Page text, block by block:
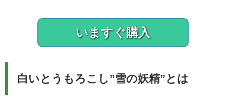
いますぐ購入
白いとうもろこし”雪の妖精”とは